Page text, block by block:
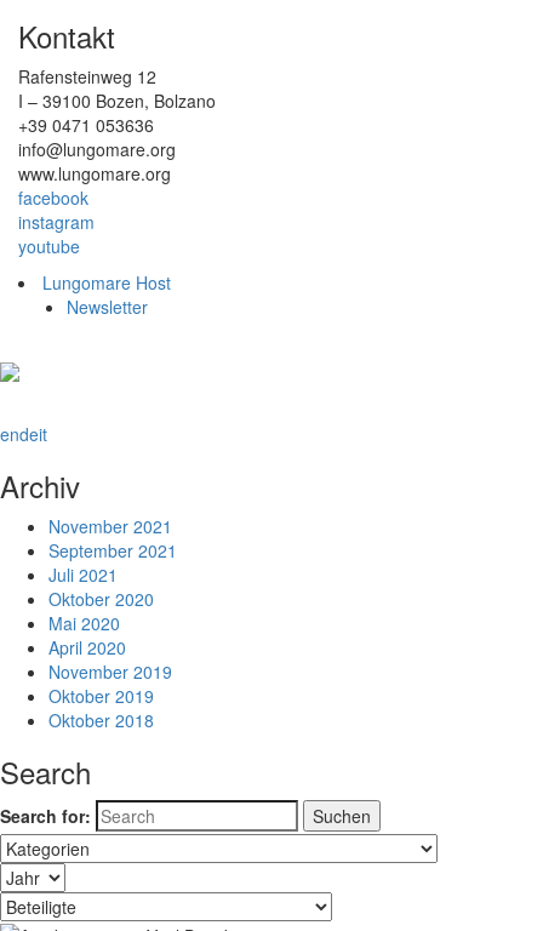
Kontakt
Rafensteinweg 12
I – 39100 Bozen, Bolzano
+39 0471 053636
info@lungomare.org
www.lungomare.org
facebook
instagram
youtube
Lungomare Host
Newsletter
endeit
Archiv
November 2021
September 2021
Juli 2021
Oktober 2020
Mai 2020
April 2020
November 2019
Oktober 2019
Oktober 2018
Search
Search for: